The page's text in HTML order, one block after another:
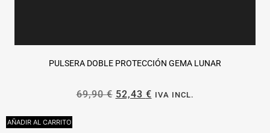
PULSERA DOBLE PROTECCIÓN GEMA LUNAR
69,90€ 52,43 € IVA INCL.
AÑADIR AL CARRITO